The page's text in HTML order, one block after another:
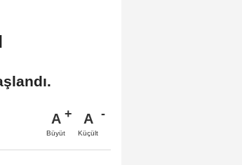
A
Büyüt
A
Küçült